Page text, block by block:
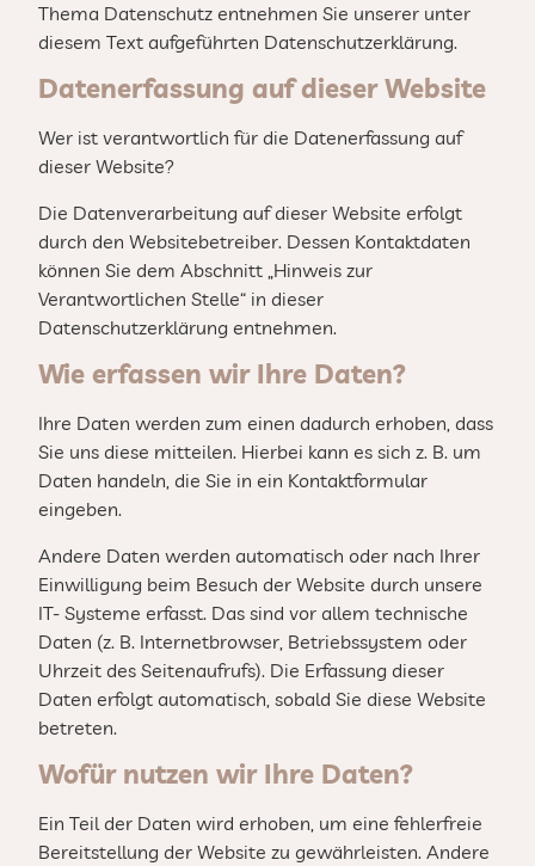
Thema Datenschutz entnehmen Sie unserer unter
diesem Text aufgeführten Datenschutzerklärung.
Datenerfassung auf dieser Website
Wer ist verantwortlich für die Datenerfassung auf
dieser Website?
Die Datenverarbeitung auf dieser Website erfolgt
durch den Websitebetreiber. Dessen Kontaktdaten
können Sie dem Abschnitt „Hinweis zur
Verantwortlichen Stelle“ in dieser
Datenschutzerklärung entnehmen.
Wie erfassen wir Ihre Daten?
Ihre Daten werden zum einen dadurch erhoben, dass
Sie uns diese mitteilen. Hierbei kann es sich z. B. um
Daten handeln, die Sie in ein Kontaktformular
eingeben.
Andere Daten werden automatisch oder nach Ihrer
Einwilligung beim Besuch der Website durch unsere
IT- Systeme erfasst. Das sind vor allem technische
Daten (z. B. Internetbrowser, Betriebssystem oder
Uhrzeit des Seitenaufrufs). Die Erfassung dieser
Daten erfolgt automatisch, sobald Sie diese Website
betreten.
Wofür nutzen wir Ihre Daten?
Ein Teil der Daten wird erhoben, um eine fehlerfreie
Bereitstellung der Website zu gewährleisten. Andere